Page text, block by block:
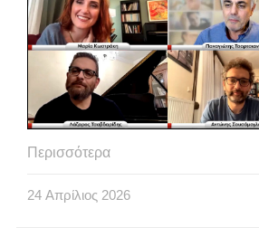
Περισσότερα
24 Απρίλιος 2026